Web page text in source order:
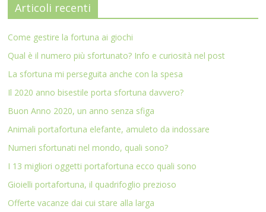
Articoli recenti
Come gestire la fortuna ai giochi
Qual è il numero più sfortunato? Info e curiosità nel post
La sfortuna mi perseguita anche con la spesa
Il 2020 anno bisestile porta sfortuna davvero?
Buon Anno 2020, un anno senza sfiga
Animali portafortuna elefante, amuleto da indossare
Numeri sfortunati nel mondo, quali sono?
I 13 migliori oggetti portafortuna ecco quali sono
Gioielli portafortuna, il quadrifoglio prezioso
Offerte vacanze dai cui stare alla larga